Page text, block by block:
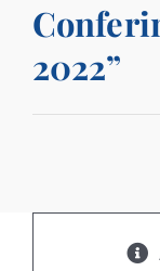
Despre noi
Servicii2022”